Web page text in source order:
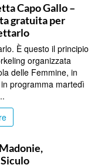
Capo Gallo –
gratuita per
È questo il principio
organizzata
delle Femmine, in
programma martedì